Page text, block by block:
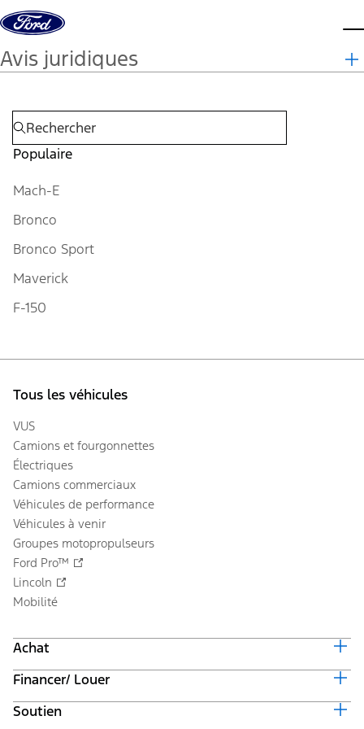
Aller au contenu
Avis juridiques
Populaire
Mach-E
Bronco
Bronco Sport
Maverick
F-150
Tous les véhicules
VUS
Camions et fourgonnettes
Électriques
Camions commerciaux
Véhicules de performance
Véhicules à venir
Groupes motopropulseurs
Ford Pro™
Lincoln
Mobilité
Achat
Équiper et obtenir un prix
Offres en cours
Suivi de commande automobile
Financer/ Louer
Valeur du véhicule d'échange
Soutien